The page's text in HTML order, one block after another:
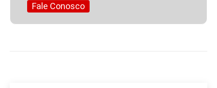
Fale Conosco